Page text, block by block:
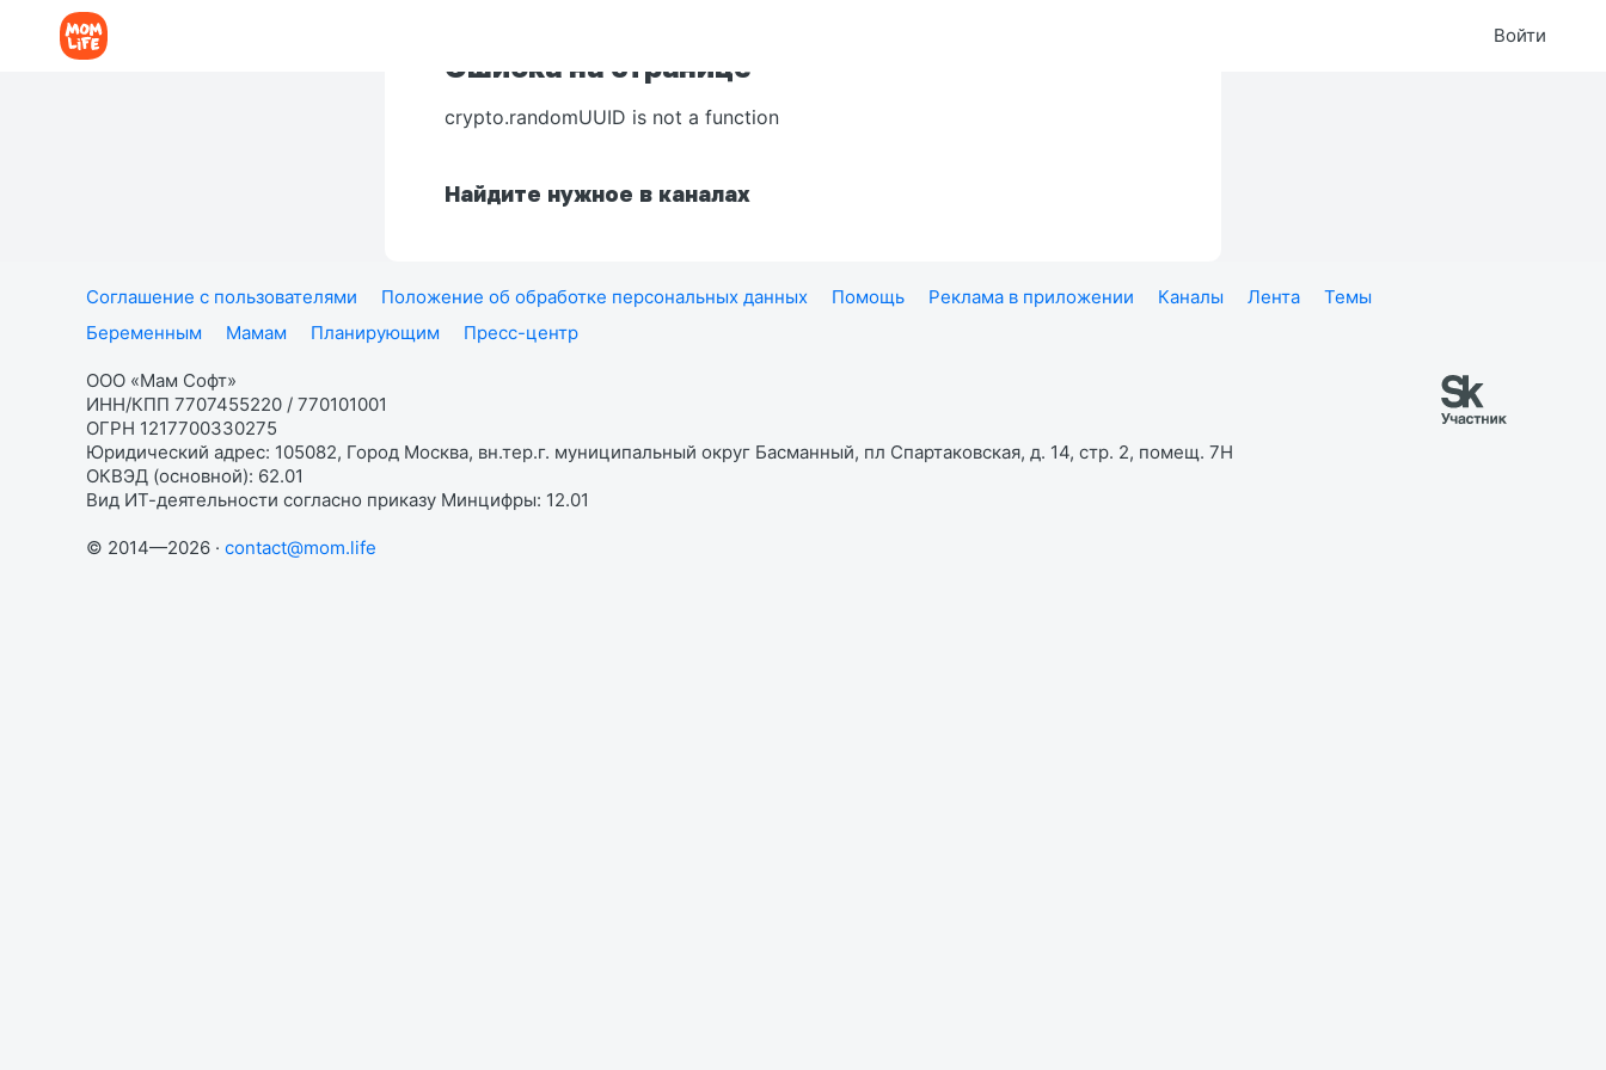
Войти
Ошибка на странице
crypto.randomUUID is not a function
Найдите нужное в каналах
Соглашение с пользователями Положение об обработке персональных данных Помощь Реклама в приложении Каналы Лента
Темы
Беременным
Мамам Планирующим Пресс-центр
ООО «Мам Софт»
ИНН/КПП 7707455220 / 770101001
ОГРН 1217700330275
Юридический адрес: 105082, Город Москва, вн.тер.г. муниципальный округ Басманный, пл Спартаковская, д. 14, стр. 2, помещ. 7Н
ОКВЭД (основной): 62.01
Вид ИТ-деятельности согласно приказу Минцифры: 12.01
© 2014—2026 · contact@mom.life